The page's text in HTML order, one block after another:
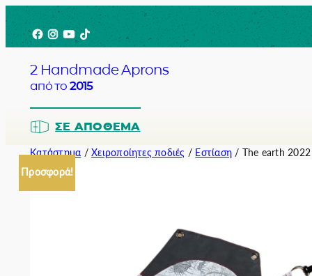
Μετάβαση
στο
περιεχόμενο
Facebook
Instagram
YouTube
TikTok
2 Handmade Aprons
από το 2015
ΣΕ ΑΠΌΘΕΜΑ
Κατάστημα /Χειροποίητες ποδιές / Εστίαση / The earth 2022
Προσφορά!